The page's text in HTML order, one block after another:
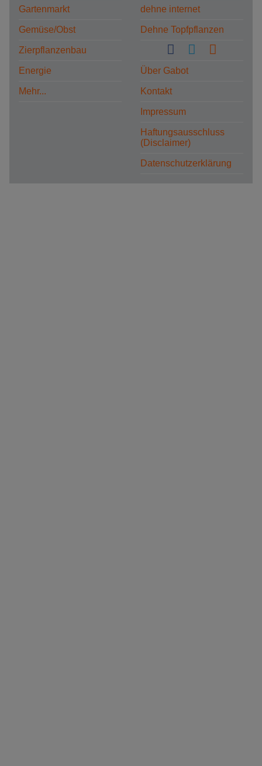
Gartenmarkt
Gemüse/Obst
Zierpflanzenbau
Energie
Mehr...
dehne internet
Dehne Topfpflanzen
Über Gabot
Kontakt
Impressum
Haftungsausschluss
(Disclaimer)
Datenschutzerklärung